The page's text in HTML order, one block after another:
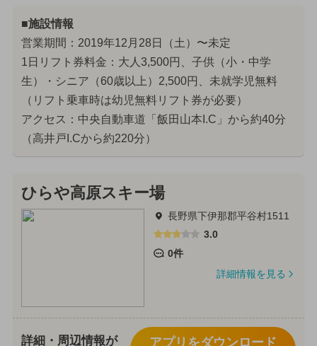
■施設情報
営業期間：2019年12月28日（土）〜未定
1日リフト券料金：大人3,500円、子供（小・中学
生）・シニア（60歳以上）2,500円、未就学児無料
（リフト乗車時は幼児無料リフト券が必要）
アクセス：中央自動車道「飯田山本I.C」から約40分
（高井戸I.Cから約220分）
ひらや高原スキー場
長野県下伊那郡平谷村1511
3.0
0件
詳細情報を見る
詳細・周辺情報が
アプリをダウンロード